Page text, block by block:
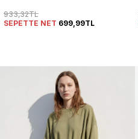
933,32TL
SEPETTE NET 699,99TL